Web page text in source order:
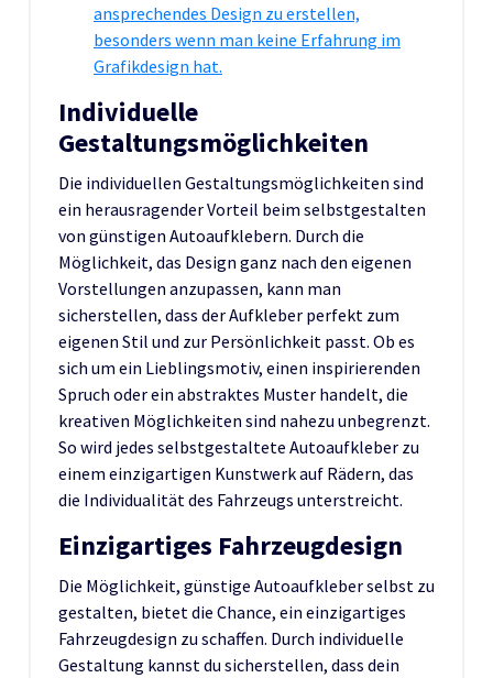
ansprechendes Design zu erstellen,
besonders wenn man keine Erfahrung im
Grafikdesign hat.
Individuelle
Gestaltungsmöglichkeiten
Die individuellen Gestaltungsmöglichkeiten sind
ein herausragender Vorteil beim selbstgestalten
von günstigen Autoaufklebern. Durch die
Möglichkeit, das Design ganz nach den eigenen
Vorstellungen anzupassen, kann man
sicherstellen, dass der Aufkleber perfekt zum
eigenen Stil und zur Persönlichkeit passt. Ob es
sich um ein Lieblingsmotiv, einen inspirierenden
Spruch oder ein abstraktes Muster handelt, die
kreativen Möglichkeiten sind nahezu unbegrenzt.
So wird jedes selbstgestaltete Autoaufkleber zu
einem einzigartigen Kunstwerk auf Rädern, das
die Individualität des Fahrzeugs unterstreicht.
Einzigartiges Fahrzeugdesign
Die Möglichkeit, günstige Autoaufkleber selbst zu
gestalten, bietet die Chance, ein einzigartiges
Fahrzeugdesign zu schaffen. Durch individuelle
Gestaltung kannst du sicherstellen, dass dein